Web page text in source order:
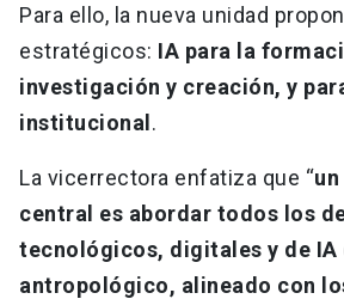
Para ello, la nueva unidad
estratégicos: IA para la
investigación y creación, y
institucional.
La vicerrectora enfatiza que “
central es abordar todos los
tecnológicos, digitales y de IA
antropológico, alineado con